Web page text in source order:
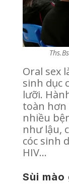
Oral sex
sinh dục
lưỡi.
toàn hơn
nhiều
như lậu,
cóc sinh
HIV…
Sùi mào